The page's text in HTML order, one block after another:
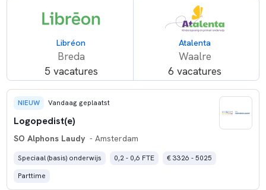
Libréon
Breda
5 vacatures
Atalenta
Waalre
6 vacatures
NIEUW Vandaag geplaatst
Logopedist(e)
SO Alphons Laudy - Amsterdam
Speciaal (basis) onderwijs 0,2 - 0,6 FTE
€ 3326 - 5025
Parttime